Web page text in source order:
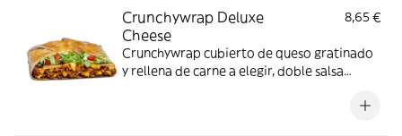
Crunchywrap Deluxe
Cheese
8,65 €
Crunchywrap cubierto de queso gratinado
y rellena de carne a elegir, doble salsa